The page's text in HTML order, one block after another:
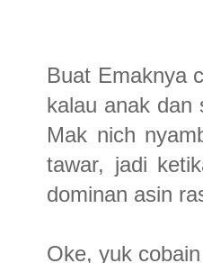
Buat Emaknya
kalau anak dan
Mak nich
tawar, jadi
dominan asin
Oke, yuk